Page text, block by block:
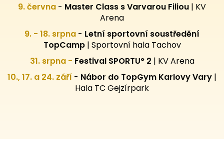
9. června - Master Class s Varvarou Filiou | KV
Arena
9. - 18. srpna - Letní sportovní soustředění
TopCamp| Sportovní hala Tachov
31. srpna - Festival SPORTU° 2 | KV Arena
10., 17. a 24. září - Nábor do TopGym Karlovy Vary |
Hala TC Gejzírpark